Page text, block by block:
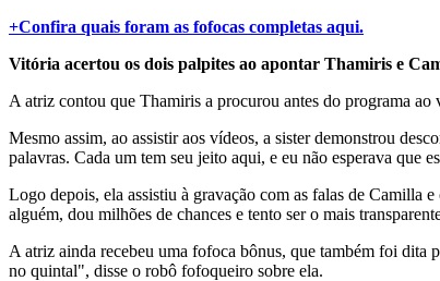
+Confira quais foram as fofocas completas aqui.
Vitória acertou os dois palpites ao apontar Thamiris e
A atriz contou que Thamiris a procurou antes do programa ao
Mesmo assim, ao assistir aos vídeos, a sister demonstrou
palavras. Cada um tem seu jeito aqui, e eu não esperava que
Logo depois, ela assistiu à gravação com as falas de Camilla
alguém, dou milhões de chances e tento ser o mais
A atriz ainda recebeu uma fofoca bônus, que também foi dita
no quintal", disse o robô fofoqueiro sobre ela.